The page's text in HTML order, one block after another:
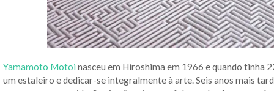
Yamamoto Motoinasceu em Hiroshima em 1966 e quando tinha
um estaleiro e dedicar-se integralmente à arte. Seis anos mais